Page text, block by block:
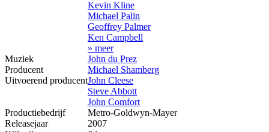
Kevin Kline
Michael Palin
Geoffrey Palmer
Ken Campbell
» meer
Muziek
John du Prez
Producent
Michael Shamberg
Uitvoerend producentJohn Cleese
Steve Abbott
John Comfort
Productiebedrijf
Metro-Goldwyn-Mayer
Releasejaar
2007